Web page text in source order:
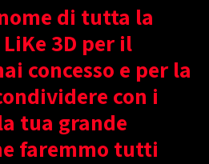
di tutta la
3D per il
concesso e per la
con i
tua grande
faremmo tutti